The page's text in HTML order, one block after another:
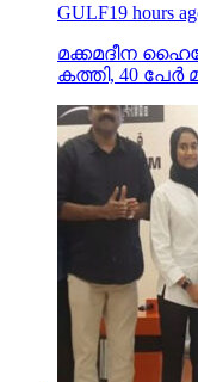
GULF19 hours
മക്കമദീന
കത്തി, 40 പേര്‍